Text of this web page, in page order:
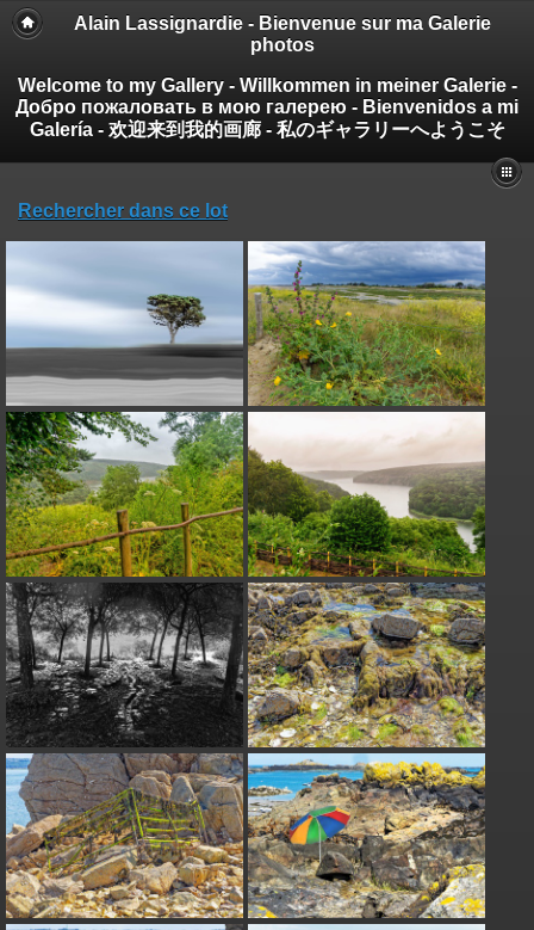
Alain Lassignardie - Bienvenue sur ma Galerie
photos
Welcome to my Gallery - Willkommen in meiner Galerie -
Добро пожаловать в мою галерею - Bienvenidos a mi
Galería - 欢迎来到我的画廊 - 私のギャラリーへようこそ
Rechercher dans ce lot